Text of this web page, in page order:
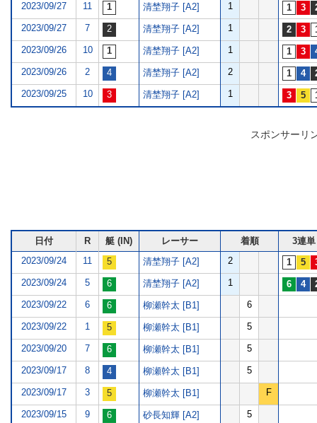
2023/09/27 11 清埜翔子 [A2] 1
2023/09/27 7 清埜翔子 [A2] 1
2023/09/26 10 清埜翔子 [A2] 1
2023/09/26 2 清埜翔子 [A2] 2
2023/09/25 10 清埜翔子 [A2] 1
スポンサーリ
日付 R 艇 (IN) レーサー 着順
3連単
2023/09/24
11 清埜翔子 [A2] 2
2023/09/24 5 清埜翔子 [A2] 1
2023/09/22 6 柳瀬幹太 [B1] 6
2023/09/22 1 柳瀬幹太 [B1] 5
2023/09/20 7 柳瀬幹太 [B1] 5
2023/09/17 8 柳瀬幹太 [B1] 5
2023/09/17 3 柳瀬幹太 [B1] F
2023/09/15 9 砂長知輝 [A2] 5